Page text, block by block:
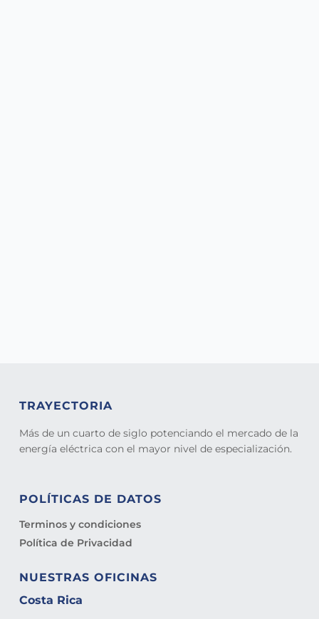
TRAYECTORIA
Más de un cuarto de siglo potenciando el mercado de la
energía eléctrica con el mayor nivel de especialización.
POLÍTICAS DE DATOS
Terminos y condiciones
Política de Privacidad
NUESTRAS OFICINAS
Costa Rica